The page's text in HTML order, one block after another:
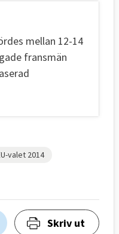
mellan 12-14
fransmän
valet 2014
Skriv ut